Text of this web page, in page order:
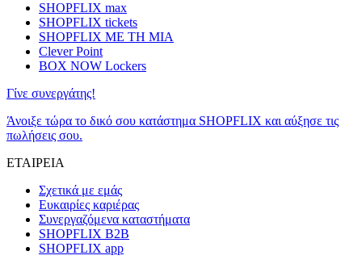
SHOPFLIX max
SHOPFLIX tickets
SHOPFLIX ΜΕ ΤΗ ΜΙΑ
Clever Point
BOX NOW Lockers
Γίνε συνεργάτης!
Άνοιξε τώρα το δικό σου κατάστημα SHOPFLIX και αύξησε τις
πωλήσεις σου.
ΕΤΑΙΡΕΙΑ
Σχετικά με εμάς
Ευκαιρίες καριέρας
Συνεργαζόμενα καταστήματα
SHOPFLIX B2B
SHOPFLIX app